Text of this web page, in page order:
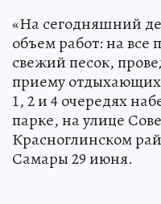
«На сегодняшний
объем работ: на все
свежий песок,
приему отдыхающих
1, 2 и 4 очередях
парке, на улице
Красноглинском
Самары 29 июня.